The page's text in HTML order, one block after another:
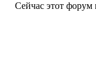
Сейчас этот форум